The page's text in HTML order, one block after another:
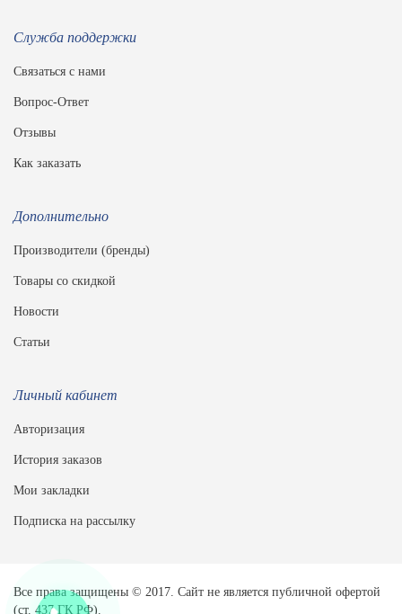
Служба поддержки
Связаться с нами
Вопрос-Ответ
Отзывы
Как заказать
Дополнительно
Производители (бренды)
Товары со скидкой
Новости
Статьи
Личный кабинет
Авторизация
История заказов
Мои закладки
Подписка на рассылку
Все права защищены © 2017. Сайт не является публичной офертой
(ст. 437 ГК РФ).